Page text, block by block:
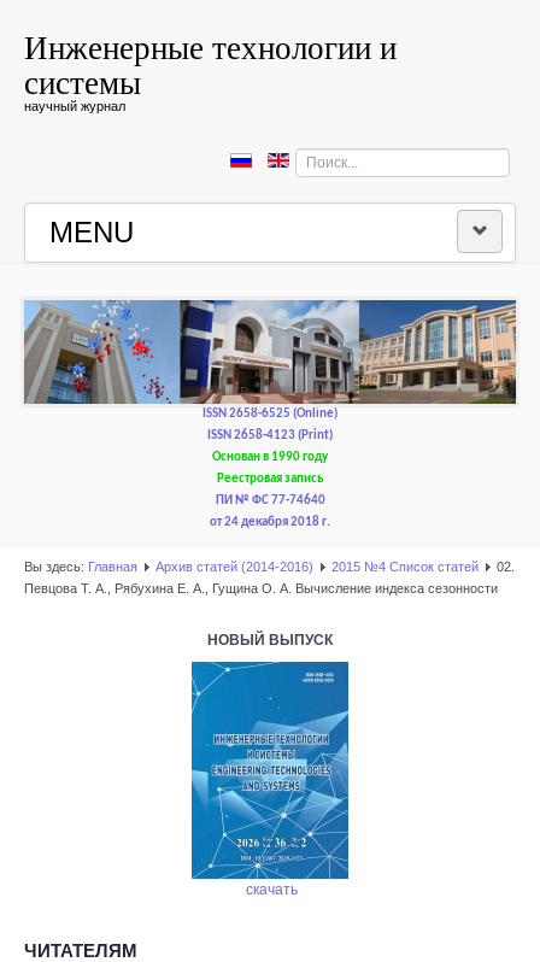
Инженерные технологии и
системы
научный журнал
Искать...
MENU
РЕДКОЛЛЕГИЯ
РЕДАКЦИОННАЯ ПОЛИТИКА И ЭТИКА
ISSN 2658-6525 (Online)
ISSN 2658-4123 (Print)
Основан в 1990 году
Реестровая запись
ПИ № ФС 77-74640
от 24 декабря 2018 г.
Вы здесь: Главная Архив статей (2014-2016) 2015 №4 Список статей
02.
Певцова Т. А., Рябухина Е. А., Гущина О. А. Вычисление индекса сезонности
НОВЫЙ ВЫПУСК
скачать
ЧИТАТЕЛЯМ